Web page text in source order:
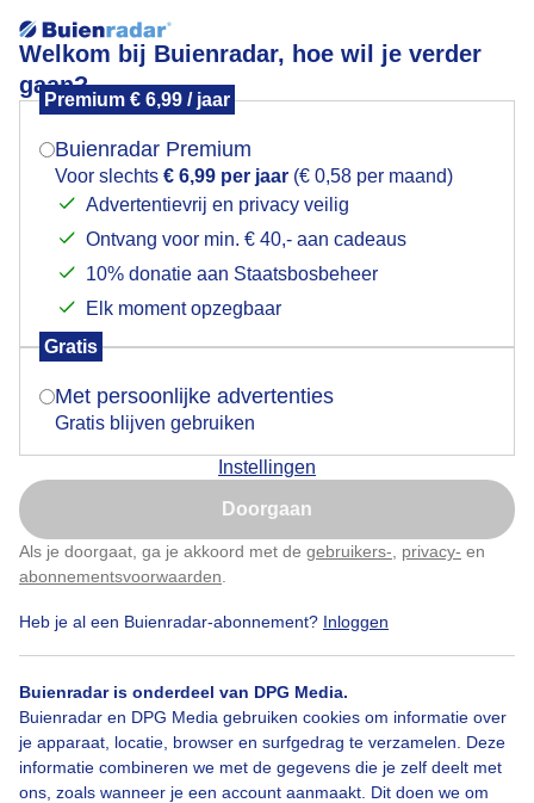
Welkom bij Buienradar, hoe wil je verder
gaan?
Premium € 6,99 / jaar
Buienradar Premium
Voor slechts € 6,99 per jaar (€ 0,58 per maand)
Advertentievrij en privacy veilig
Ontvang voor min. € 40,- aan cadeaus
10% donatie aan Staatsbosbeheer
Elk moment opzegbaar
Gratis
Met persoonlijke advertenties
Gratis blijven gebruiken
Instellingen
Doorgaan
Als je doorgaat, ga je akkoord met de gebruikers- privacy- en
abonnementsvoorwaarden
Heb je al een Buienradar-abonnement? Inloggen
Buienradar is onderdeel van DPG Media.
Buienradar en DPG Media gebruiken cookies om informatie over
je apparaat, locatie, browser en surfgedrag te verzamelen. Deze
informatie combineren we met de gegevens die je zelf deelt met
ons, zoals wanneer je een account aanmaakt. Dit doen we om
Dikke bui
Door: Eddy Philips Gemaakt: 09-06-2026, 51x bekeken
Regen Wolken Onweer
Bekijk slideshow
Mogen we je locatie gebruiken voor het
Indien je hier nog geen akkoord op hebt gegeven,
verschijnt er zo een pop-up uit je browser waarin
Is goed, toon de popup
Nu niet, misschien later
Klik hierom dit aan te passen